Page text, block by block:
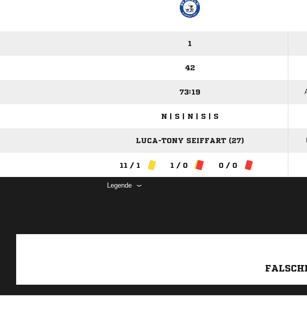
1
42
73:19
N | S | N | S | S
LUCA-TONY SEIFFART (27)
11 / 1 1 / 0 0 / 0
Legende